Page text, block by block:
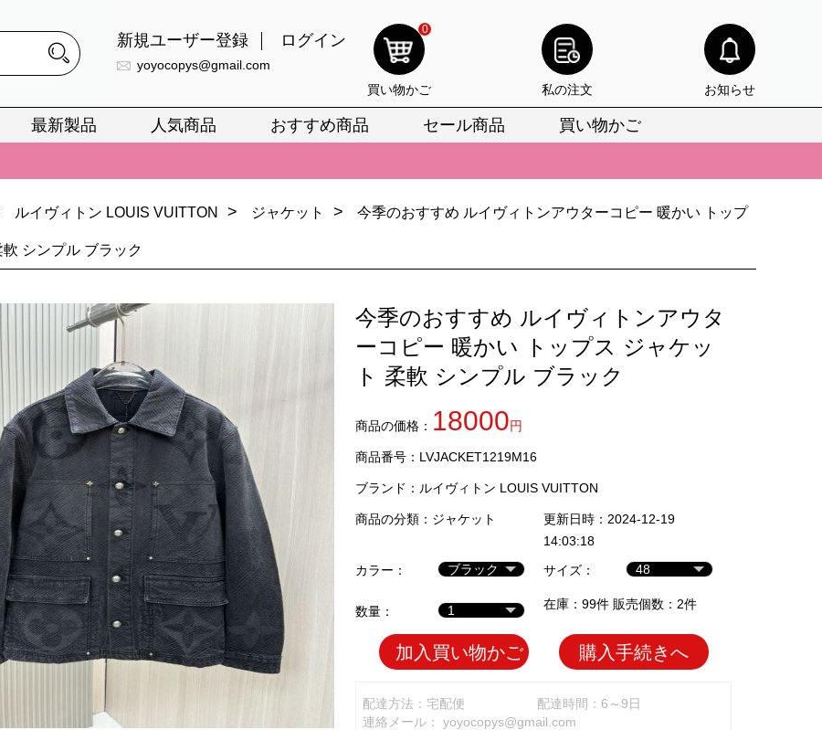
新規ユーザー登録 ログイン
yoyocopys@gmail.com
0
買い物かご 私の注文 お知らせ
最新製品 人気商品 おすすめ商品 セール商品 買い物かご
銘のn級スーパーコピーのみ取扱い。最高品質の再現度を安心してお選びいただけます。
春の新作続々更新中！期間中のご注文でお得な割引をご利用いただけます。
・ヴィトンスーパーコピー バッグ最新モデルが登場。上質な仕上がりをお見逃しなく。
銘のn級スーパーコピーのみ取扱い。最高品質の再現度を安心してお選びいただけます。
・ヴィトンスーパーコピー バッグ最新モデルが登場。上質な仕上がりをお見逃しなく。
ルイヴィトン LOUIS VUITTON > ジャケット > 今季のおすすめ ルイヴィトンアウターコピー 暖かい トップ
シンプル ブラック
今季のおすすめ ルイヴィトンアウタ
ーコピー 暖かい トップス ジャケッ
ト 柔軟 シンプル ブラック
商品の価格： 18000円
商品番号：LVJACKET1219M16
ブランド： ルイヴィトン LOUIS VUITTON
商品の分類： ジャケット
更新日時：2024-12-19
14:03:18
カラー：
サイズ：
数量： 在庫：99件 販売個数：2件
加入買い物かご 購入手続きへ
配達方法：宅配便
配達時間：6～9日
連絡メール： yoyocopys@gmail.com